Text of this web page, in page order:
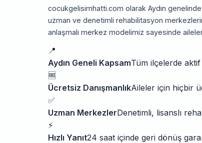
cocukgelisimhatti.com olarak Aydın
uzman ve denetimli rehabilitasyon
anlaşmalı merkez modelimiz sayesinde
📍
Aydın Geneli KapsamTüm ilçelerde
🆓
Ücretsiz DanışmanlıkAileler için hiçbir
✅
Uzman MerkezlerDenetimli, lisanslı
⚡
Hızlı Yanıt24 saat içinde geri dönüş